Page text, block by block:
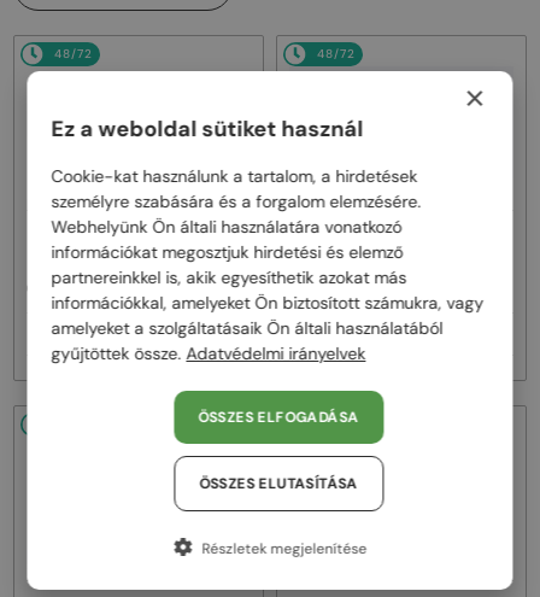
48/72
OLIVER PEOPLES —
Napszemüvegek
OV5349S REMICK - 1756Q1 - 50
90 000 Ft
48/72
OLIVER PEOPLES
Napszemüvegek
OV5454SU DESMON - 10050F - 50
86 000 Ft
48/72
×
Ez a weboldal sütiket használ
Cookie-kat használunk a tartalom, a hirdetések
személyre szabására és a forgalom elemzésére.
Webhelyünk Ön általi használatára vonatkozó
információkat megosztjuk hirdetési és elemző
partnereinkkel is, akik egyesíthetik azokat más
információkkal, amelyeket Ön biztosított számukra, vagy
amelyeket a szolgáltatásaik Ön általi használatából
gyűjtöttek össze.Adatvédelmi irányelvek
ÖSSZES ELFOGADÁSA
ÖSSZES ELUTASÍTÁSA
Részletek megjelenítése